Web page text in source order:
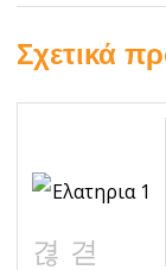
Σχετικά